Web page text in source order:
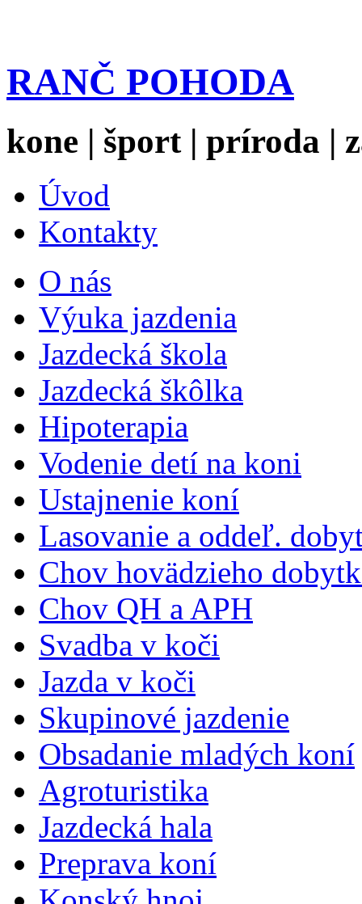
RANČ POHODA
kone | šport | príroda |
Úvod
Kontakty
O nás
Výuka jazdenia
Jazdecká škola
Jazdecká škôlka
Hipoterapia
Vodenie detí na koni
Ustajnenie koní
Lasovanie a oddeľ.
Chov hovädzieho
Chov QH a APH
Svadba v koči
Jazda v koči
Skupinové jazdenie
Obsadanie mladých koní
Agroturistika
Jazdecká hala
Preprava koní